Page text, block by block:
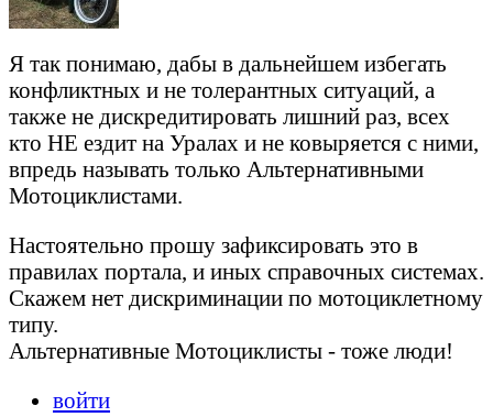
Я так понимаю, дабы в дальнейшем избегать
конфликтных и не толерантных ситуаций, а
также не дискредитировать лишний раз, всех
кто НЕ ездит на Уралах и не ковыряется с ними,
впредь называть только Альтернативными
Мотоциклистами.
Настоятельно прошу зафиксировать это в
правилах портала, и иных справочных системах.
Скажем нет дискриминации по мотоциклетному
типу.
Альтернативные Мотоциклисты - тоже люди!
войти